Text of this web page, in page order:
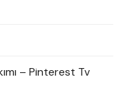
– Pinterest Tv